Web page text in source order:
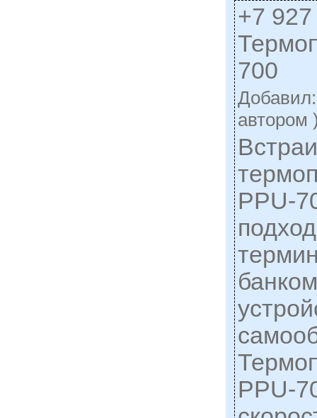
+7
700
автором
PPU-
PPU-